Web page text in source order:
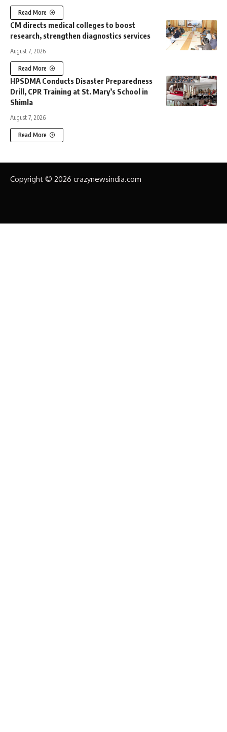
Read More
CM directs medical colleges to boost
research, strengthen diagnostics services
August 7, 2026
Read More
HPSDMA Conducts Disaster Preparedness
Drill, CPR Training at St. Mary’s School in
Shimla
August 7, 2026
Read More
Copyright © 2026 crazynewsindia.com